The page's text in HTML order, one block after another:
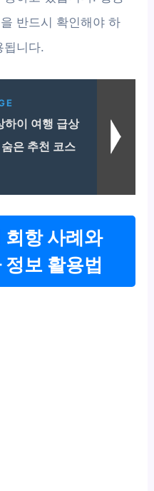
반드시 확인해야 하
됩니다.
이 여행 급상
은 추천 코스
회항 사례와
보 활용법